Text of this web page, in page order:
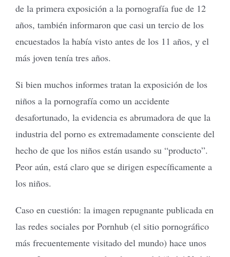
de la primera exposición a la pornografía fue de 12
años, también informaron que casi un tercio de los
encuestados la había visto antes de los 11 años, y el
más joven tenía tres años.
Si bien muchos informes tratan la exposición de los
niños a la pornografía como un accidente
desafortunado, la evidencia es abrumadora de que la
industria del porno es extremadamente consciente del
hecho de que los niños están usando su “producto”.
Peor aún, está claro que se dirigen específicamente a
los niños.
Caso en cuestión: la imagen repugnante publicada en
las redes sociales por Pornhub (el sitio pornográfico
más frecuentemente visitado del mundo) hace unos